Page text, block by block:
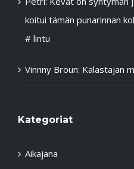
koitui tämän punarinnan
# lintu
Vinnny Broun: Kalastajan
Kategoriat
Aikajana